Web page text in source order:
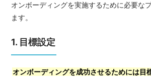
オンボーディングを実施するために必要な
ます。
1. 目標設定
オンボーディングを成功させるためには目